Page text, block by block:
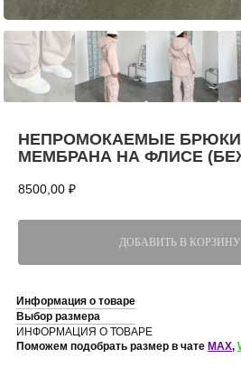
НЕПРОМОКАЕМЫЕ
МЕМБРАНА НА ФЛИСЕ
8500,00 ₽
ДОБАВИТЬ В КОРЗИНУ
Информация о товаре
Выбор размера
ИНФОРМАЦИЯ О ТОВАРЕ
Поможем подобрать размер в чате MAX,